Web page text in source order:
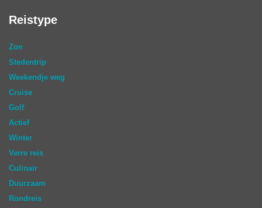
Reistype
Zon
Stedentrip
Weekendje weg
Cruise
Golf
Actief
Winter
Verre reis
Culinair
Duurzaam
Rondreis